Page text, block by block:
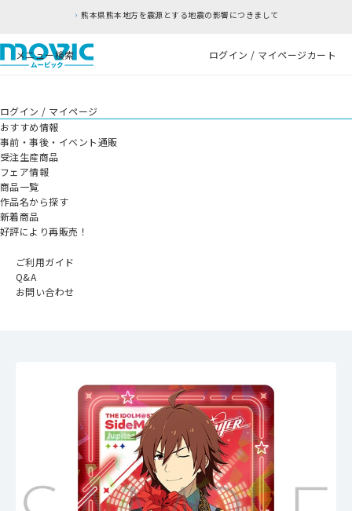
熊本県熊本地方を震源とする地震の影響につきまして
メニュー検索 ログイン / マイページカート
ログイン / マイページ
おすすめ情報
事前・事後・イベント通販
受注生産商品
フェア情報
商品一覧
作品名から探す
新着商品
好評により再販売！
ご利用ガイド
Q&A
お問い合わせ